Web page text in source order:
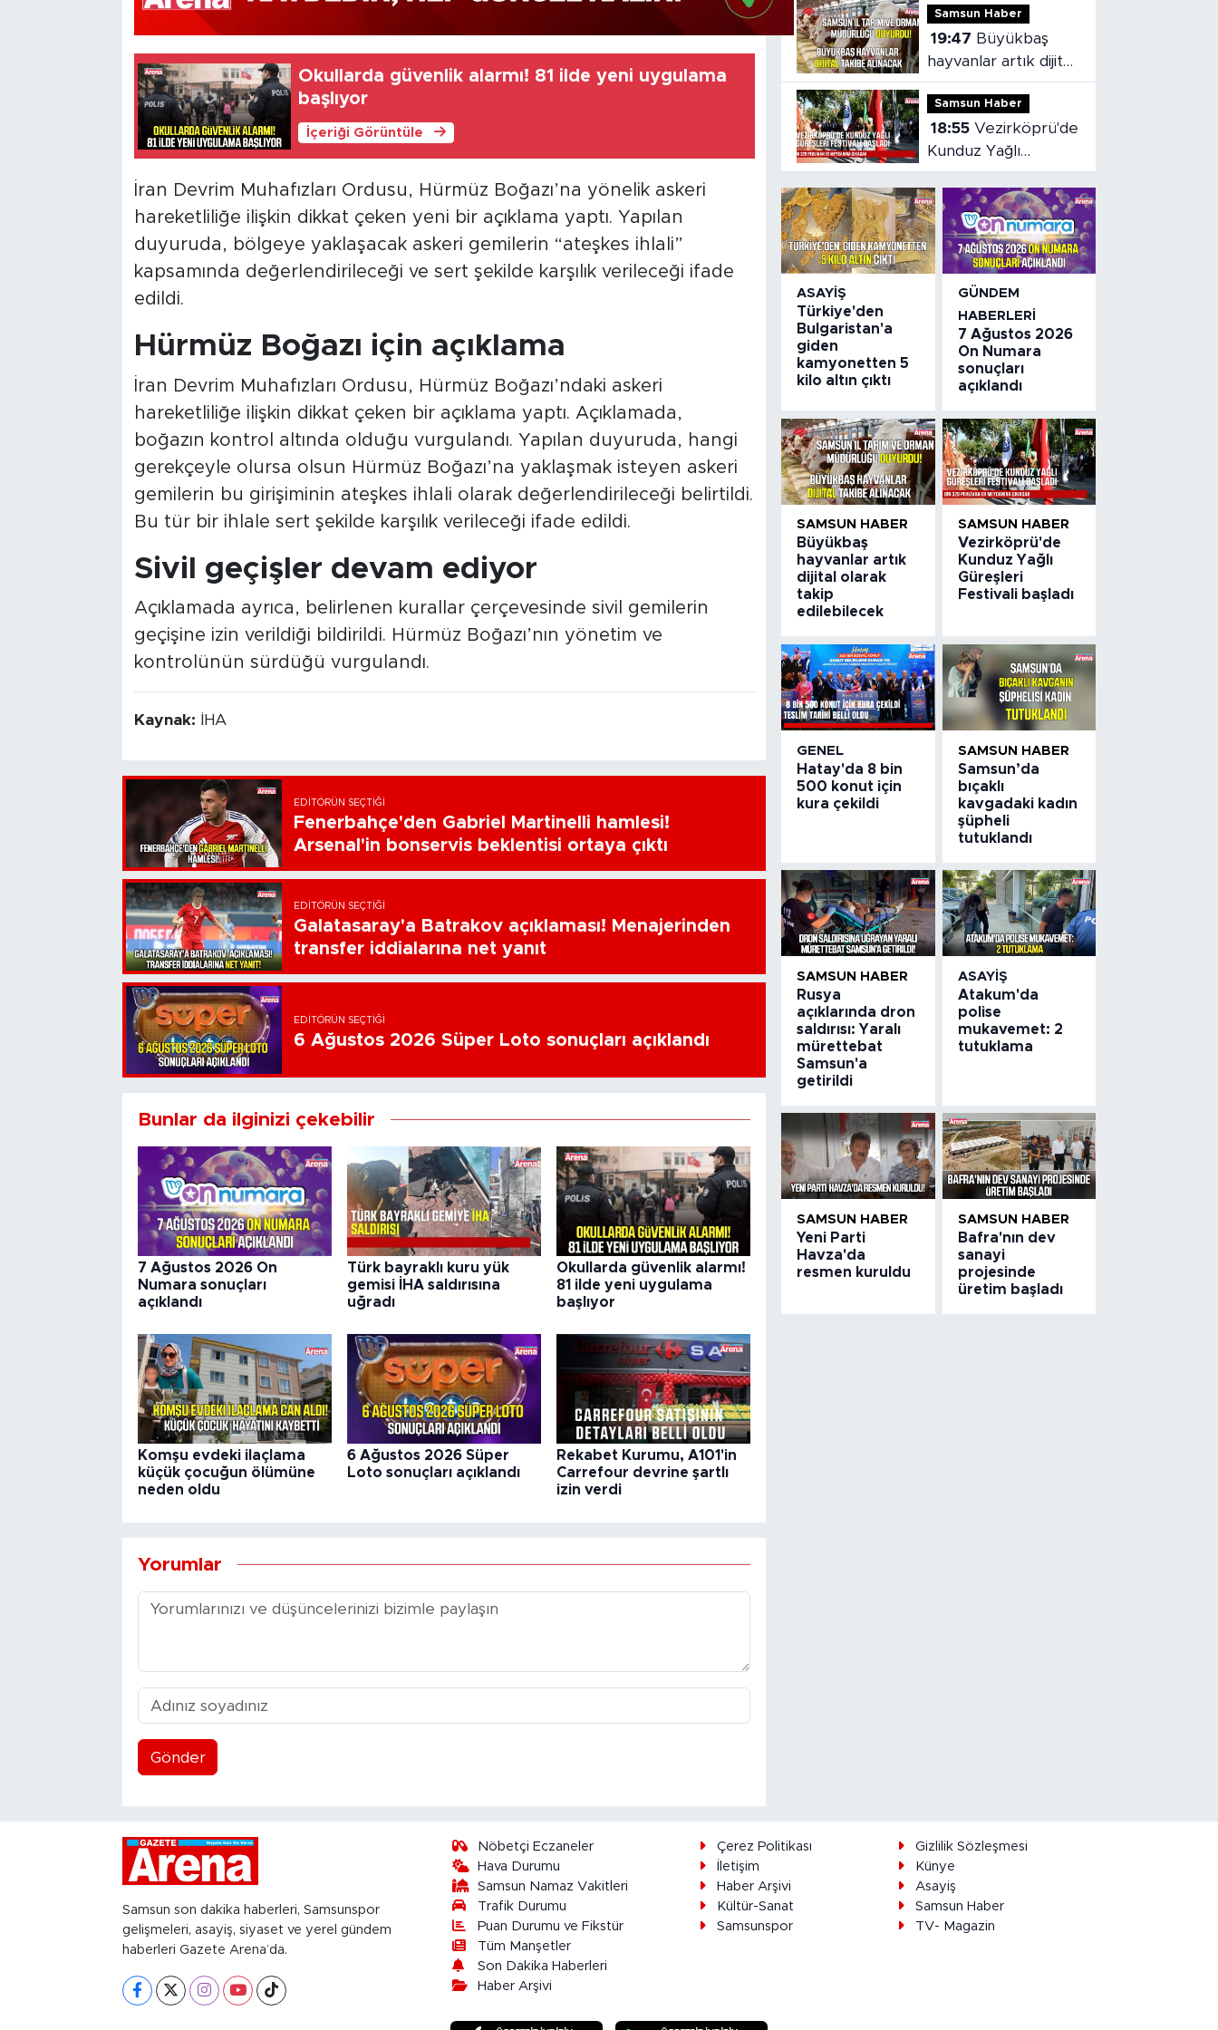
Okullarda güvenlik alarmı! 81 ilde yeni uygulama
başlıyor
İçeriği Görüntüle
İran Devrim Muhafızları Ordusu, Hürmüz Boğazı’na yönelik askeri
hareketliliğe ilişkin dikkat çeken yeni bir açıklama yaptı. Yapılan
duyuruda, bölgeye yaklaşacak askeri gemilerin “ateşkes ihlali”
kapsamında değerlendirileceği ve sert şekilde karşılık verileceği ifade
edildi.
Hürmüz Boğazı için açıklama
İran Devrim Muhafızları Ordusu, Hürmüz Boğazı’ndaki askeri
hareketliliğe ilişkin dikkat çeken bir açıklama yaptı. Açıklamada,
boğazın kontrol altında olduğu vurgulandı. Yapılan duyuruda, hangi
gerekçeyle olursa olsun Hürmüz Boğazı’na yaklaşmak isteyen askeri
gemilerin bu girişiminin ateşkes ihlali olarak değerlendirileceği belirtildi.
Bu tür bir ihlale sert şekilde karşılık verileceği ifade edildi.
Sivil geçişler devam ediyor
Açıklamada ayrıca, belirlenen kurallar çerçevesinde sivil gemilerin
geçişine izin verildiği bildirildi. Hürmüz Boğazı’nın yönetim ve
kontrolünün sürdüğü vurgulandı.
Kaynak: İHA
EDITÖRÜN SEÇTIĞI
Fenerbahçe'den Gabriel Martinelli hamlesi!
Arsenal'in bonservis beklentisi ortaya çıktı
EDITÖRÜN SEÇTIĞI
Galatasaray'a Batrakov açıklaması! Menajerinden
transfer iddialarına net yanıt
EDITÖRÜN SEÇTIĞI
6 Ağustos 2026 Süper Loto sonuçları açıklandı
Bunlar da ilginizi çekebilir
7 Ağustos 2026 On
Numara sonuçları
açıklandı
Türk bayraklı kuru yük
gemisi İHA saldırısına
uğradı
Okullarda güvenlik alarmı!
81 ilde yeni uygulama
başlıyor
Komşu evdeki ilaçlama
küçük çocuğun ölümüne
neden oldu
6 Ağustos 2026 Süper
Loto sonuçları açıklandı
Rekabet Kurumu, A101'in
Carrefour devrine şartlı
izin verdi
Yorumlar
Gönder
Samsun Haber
19:47
hayvanlar artık dijital
olarak takip
edilebilecek
Samsun Haber
18:55
Kunduz Yağlı
Güreşleri Festivali
başladı
ASAYIŞ
Türkiye'den
Bulgaristan'a
giden
kamyonetten 5
kilo altın çıktı
GÜNDEM
HABERLERI
7 Ağustos 2026
On Numara
sonuçları
açıklandı
SAMSUN HABER
Büyükbaş
hayvanlar artık
dijital olarak
takip
edilebilecek
SAMSUN HABER
Vezirköprü'de
Kunduz Yağlı
Güreşleri
Festivali başladı
GENEL
Hatay'da 8 bin
500 konut için
kura çekildi
SAMSUN HABER
Samsun’da
bıçaklı
kavgadaki kadın
şüpheli
tutuklandı
SAMSUN HABER
Rusya
açıklarında dron
saldırısı: Yaralı
mürettebat
Samsun'a
getirildi
ASAYIŞ
Atakum'da
polise
mukavemet: 2
tutuklama
SAMSUN HABER
Yeni Parti
Havza'da
resmen kuruldu
SAMSUN HABER
Bafra'nın dev
sanayi
projesinde
üretim başladı
Samsun son dakika haberleri, Samsunspor
gelişmeleri, asayiş, siyaset ve yerel gündem
haberleri Gazete Arena’da.
Nöbetçi Eczaneler
Hava Durumu
Samsun Namaz Vakitleri
Trafik Durumu
Puan Durumu ve Fikstür
Tüm Manşetler
Son Dakika Haberleri
Haber Arşivi
Çerez Politikası
Gizlilik Sözleşmesi
İletişim
Künye
Haber Arşivi
Asayiş
Kültür-Sanat
Samsun Haber
Samsunspor
TV- Magazin